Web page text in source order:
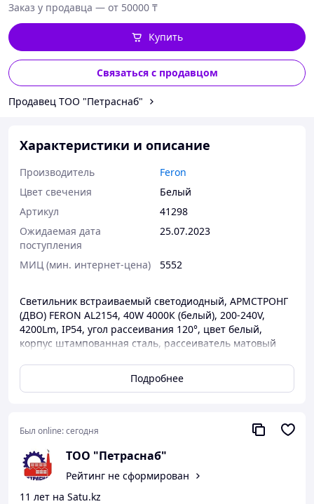
Заказ у продавца — от 50000 ₸
Купить
Связаться с продавцом
Продавец ТОО "Петраснаб"
Характеристики и описание
Производитель
Feron
Цвет свечения
Белый
Артикул
41298
Ожидаемая дата
поступления
25.07.2023
МИЦ (мин. интернет-цена) 5552
Светильник встраиваемый светодиодный, АРМСТРОНГ
(ДВО) FERON AL2154, 40W 4000К (белый), 200-240V,
4200Lm, IP54, угол рассеивания 120°, цвет белый,
корпус штампованная сталь, рассеиватель матовый
595*595 мм.
Подробнее
Был online:сегодня
ТОО "Петраснаб"
Рейтинг не сформирован
11 лет на Satu.kz